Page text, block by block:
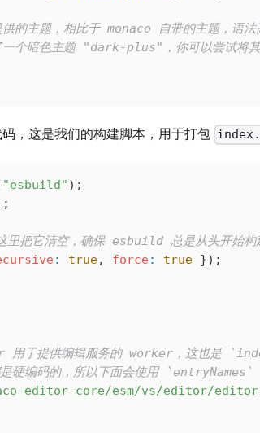
主题，相比于 monaco 自带的主题，语法
个暗色主题 "dark-plus"，你可以尝试将
，这是我们的构建脚本，用于打包
"esbuild" );
把它清空，确保 esbuild 总是从头开始构
: true, force: true });
于提供编辑服务的 worker，这也是
硬编码的，所以下面会使用
editor-core/esm/vs/editor/